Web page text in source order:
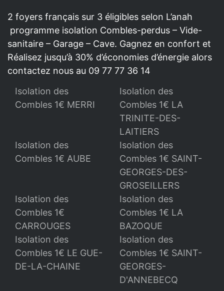
2 foyers français sur 3 éligibles selon L’anah
programme isolation Combles-perdus – Vide-
sanitaire – Garage – Cave. Gagnez en confort et
Réalisez jusqu’à 30% d’économies d’énergie alors
contactez nous au 09 77 77 36 14
Isolation des
Combles 1€ MERRI
Isolation des
Combles 1€ LA
TRINITE-DES-
LAITIERS
Isolation des
Combles 1€ AUBE
Isolation des
Combles 1€ SAINT-
GEORGES-DES-
GROSEILLERS
Isolation des
Combles 1€
CARROUGES
Isolation des
Combles 1€ LA
BAZOQUE
Isolation des
Combles 1€ LE GUE-
DE-LA-CHAINE
Isolation des
Combles 1€ SAINT-
GEORGES-
D'ANNEBECQ